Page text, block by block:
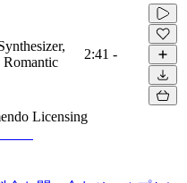
Romantic
2:41 -
Licensing